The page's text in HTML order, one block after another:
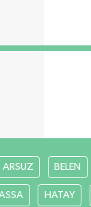
ARSUZ BELEN
HATAY